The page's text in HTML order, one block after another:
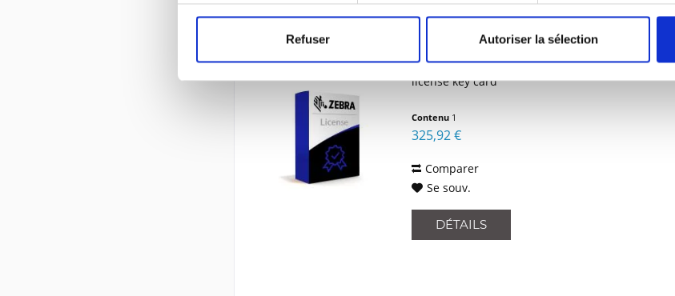
Refuser Autoriser la sélection
ZEBRA CSR2P-UG0E-L
Enterprise to Professional, physical
license key card
Contenu 1
325,92 €
Comparer
Se souv.
DÉTAILS